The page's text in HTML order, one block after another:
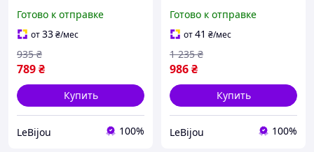
Готово к отправке
от33₴/мес
789₴
935 ₴
Купить
LeBijou 100%
Готово к отправке
от41 ₴/мес
986₴
1 235 ₴
Купить
LeBijou 100%